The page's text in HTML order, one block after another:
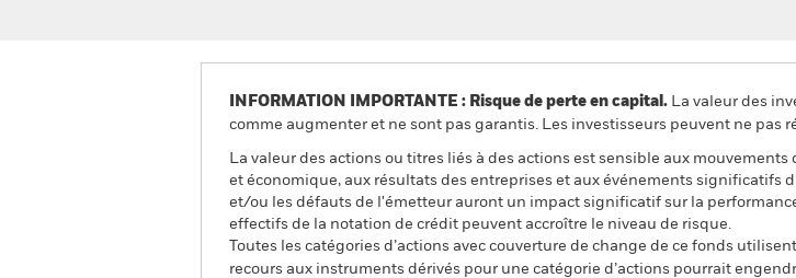
INFORMATION IMPORTANTE : Risque de perte en capital. La valeur des
comme augmenter et ne sont pas garantis. Les investisseurs peuvent ne pas
La valeur des actions ou titres liés à des actions est sensible aux
et économique, aux résultats des entreprises et aux événements significatifs
et/ou les défauts de l'émetteur auront un impact significatif sur la
effectifs de la notation de crédit peuvent accroître le niveau de risque.
Toutes les catégories d’actions avec couverture de change de ce fonds
recours aux instruments dérivés pour une catégorie d’actions pourrait